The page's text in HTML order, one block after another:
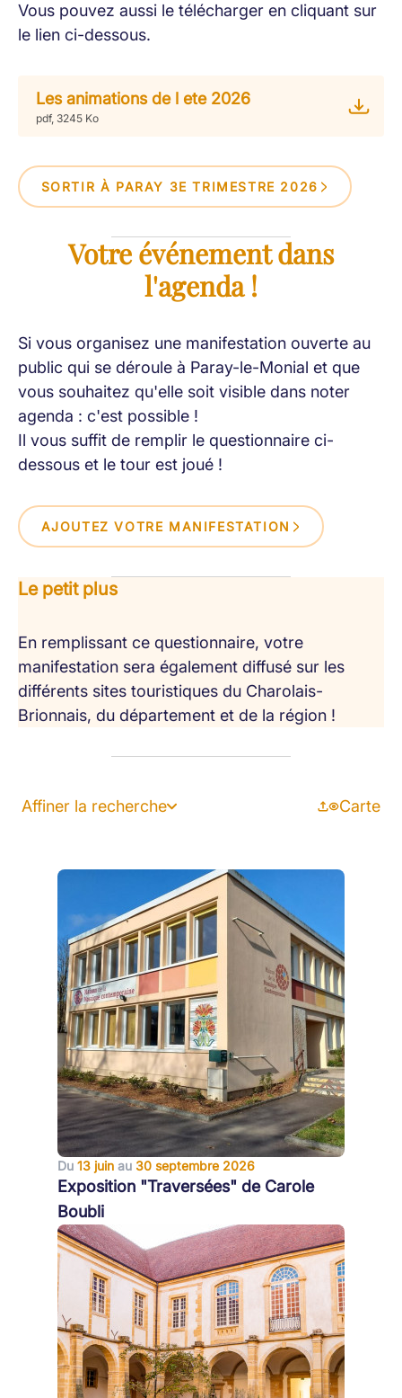
Vous pouvez aussi le télécharger en cliquant sur
le lien ci-dessous.
Les animations de l ete 2026
pdf, 3245 Ko
SORTIR À PARAY 3E TRIMESTRE 2026
Votre événement dans
l'agenda !
Si vous organisez une manifestation ouverte au
public qui se déroule à Paray-le-Monial et que
vous souhaitez qu'elle soit visible dans noter
agenda : c'est possible !
Il vous suffit de remplir le questionnaire ci-
dessous et le tour est joué !
AJOUTEZ VOTRE MANIFESTATION
Le petit plus
En remplissant ce questionnaire, votre
manifestation sera également diffusé sur les
différents sites touristiques du Charolais-
Brionnais, du département et de la région !
Affiner la recherche Carte
Du 13 juin au 30 septembre 2026
Exposition "Traversées" de Carole
Boubli